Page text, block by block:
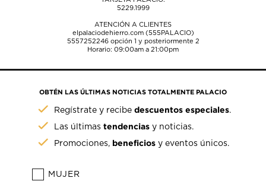
5229.1999
ATENCIÓN A CLIENTES
elpalaciodehierro.com (555PALACIO)
5557252246opción 1 y posteriormente 2
Horario: 09:00am a 21:00pm
OBTÉN LAS ÚLTIMAS NOTICIAS TOTALMENTE PALACIO
Regístrate y recibedescuentos especiales.
Las últimastendencias y noticias.
Promociones, beneficios y eventos únicos.
MUJER